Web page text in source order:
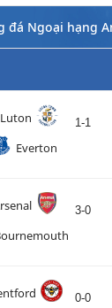
đá Ngoại hạng
Luton 1-1
Everton
3-0
0-0